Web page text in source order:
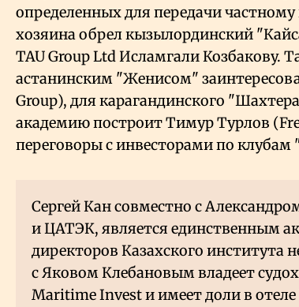
определенных для передачи
хозяина обрел кызылординский
TAU Group Ltd Исламгали Козбакову.
астанинским "Женисом"
Group), для карагандинского
академию построит Тимур Турлов
переговоры с инвесторами по
Сергей Кан совместно с
и ЦАТЭК, является единственным
директоров Казахского института
с Яковом Клебановым владеет
Maritime Invest и имеет доли в